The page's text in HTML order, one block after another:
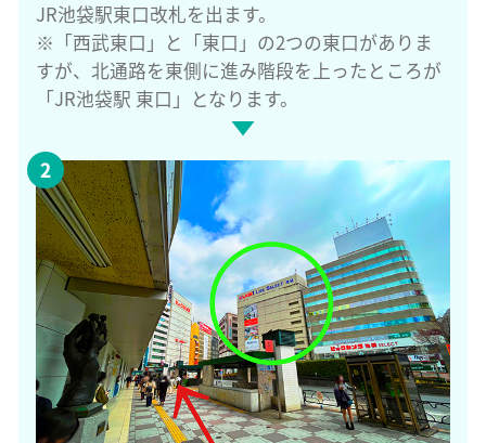
JR池袋駅東口改札を出ます。
※「西武東口」と「東口」の2つの東口がありま
すが、北通路を東側に進み階段を上ったところが
「JR池袋駅 東口」となります。